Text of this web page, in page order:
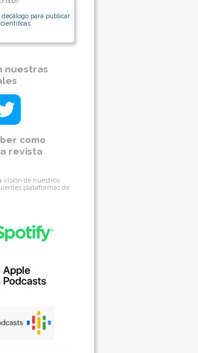
decálogo para publicar
nuestras
como
revista
visión de nuestros
plataformas de